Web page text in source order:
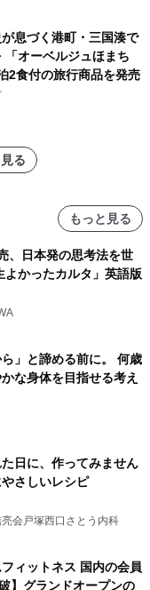
泊プランで
息づく港町・三国湊で
「オーベルジュほまち
食付の旅行商品を発売
る
もっと見る
、日本発の思考法を世
かったカルタ」英語版
ら」と諦める前に。 何歳
な身体を目指せる考え
た日に、作ってみません
さしいレシピ
会戸塚西口さとう内科
フィットネス 国内の会員
】グランドオープンの